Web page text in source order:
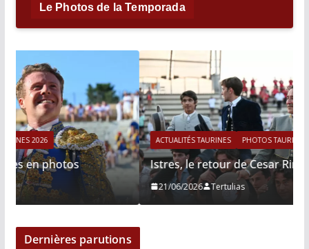
Le Photos de la Temporada
ACTUALITÉS TAURINES PHOTOS TAURINES 2026
Istres, le retour de Cesar Rincon en photos
21/06/2026 Tertulias
Dernières parutions